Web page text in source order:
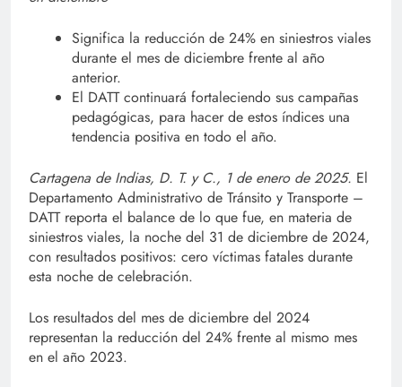
Significa la reducción de 24% en siniestros viales
durante el mes de diciembre frente al año
anterior.
⁠El DATT continuará fortaleciendo sus campañas
pedagógicas, para hacer de estos índices una
tendencia positiva en todo el año.
Cartagena de Indias, D. T. y C., 1 de enero de 2025. El
Departamento Administrativo de Tránsito y Transporte –
DATT reporta el balance de lo que fue, en materia de
siniestros viales, la noche del 31 de diciembre de 2024,
con resultados positivos: cero víctimas fatales durante
esta noche de celebración.
Los resultados del mes de diciembre del 2024
representan la reducción del 24% frente al mismo mes
en el año 2023.